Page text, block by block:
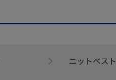
ニットベスト